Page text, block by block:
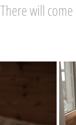
There will